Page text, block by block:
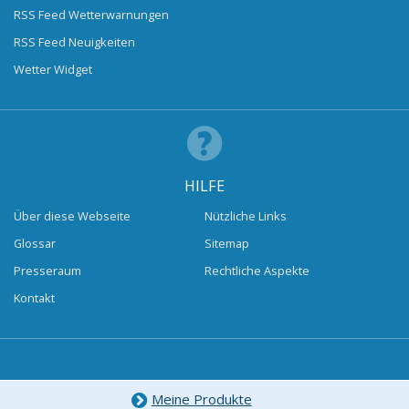
RSS Feed Wetterwarnungen
RSS Feed Neuigkeiten
Wetter Widget
HILFE
Über diese Webseite
Glossar
Presseraum
Kontakt
Nützliche Links
Sitemap
Rechtliche Aspekte
Meine Produkte